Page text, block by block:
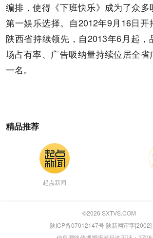
编排，使得《下班快乐》成为了众多
第一娱乐选择。自2012年9月16日开
陕西省持续领先，自2013年6月起，
场占有率、广告吸纳量持续位居全
一名。
精品推荐
起点新闻
©2026 SXTVS.COM
陕ICP备07012147号 陕新网审字[2002]